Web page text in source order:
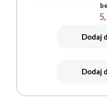
Dodaj
Dodaj